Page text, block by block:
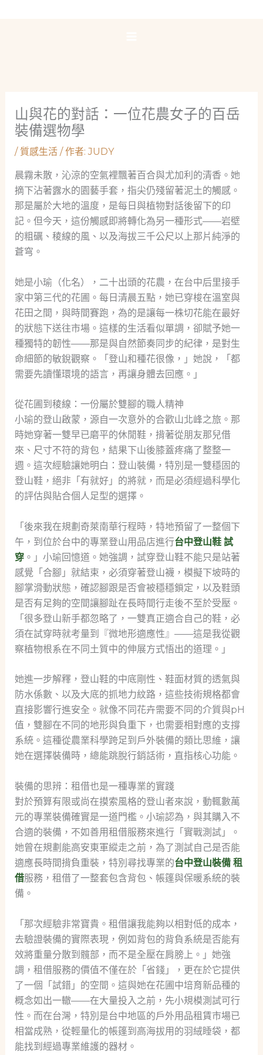
山與花的對話：一位花農女子的百岳
裝備選物學
/ 質感生活/ 作者:JUDY
晨霧未散，沁涼的空氣裡飄著百合與尤加利的清香。她
摘下沾著露水的園藝手套，指尖仍殘留著泥土的觸感。
那是屬於大地的溫度，是每日與植物對話後留下的印
記。但今天，這份觸感即將轉化為另一種形式——岩壁
的粗礪、稜線的風、以及海拔三千公尺以上那片純淨的
蒼穹。
她是小瑜（化名），二十出頭的花農，在台中后里接手
家中第三代的花圃。每日清晨五點，她已穿梭在溫室與
花田之間，與時間賽跑，為的是讓每一株切花能在最好
的狀態下送往市場。這樣的生活看似單調，卻賦予她一
種獨特的韌性——那是與自然節奏同步的紀律，是對生
命細節的敏銳觀察。「登山和種花很像，」她說，「都
需要先讀懂環境的語言，再讓身體去回應。」
從花圃到稜線：一份屬於雙腳的職人精神
小瑜的登山啟蒙，源自一次意外的合歡山北峰之旅。那
時她穿著一雙早已磨平的休閒鞋，揹著從朋友那兒借
來、尺寸不符的背包，結果下山後膝蓋疼痛了整整一
週。這次經驗讓她明白：登山裝備，特別是一雙穩固的
登山鞋，絕非「有就好」的將就，而是必須經過科學化
的評估與貼合個人足型的選擇。
「後來我在規劃奇萊南華行程時，特地預留了一整個下
午，到位於台中的專業登山用品店進行台中登山鞋 試
穿。」小瑜回憶道。她強調，試穿登山鞋不能只是站著
感覺「合腳」就結束，必須穿著登山襪，模擬下坡時的
腳掌滑動狀態，確認腳跟是否會被穩穩鎖定，以及鞋頭
是否有足夠的空間讓腳趾在長時間行走後不至於受壓。
「很多登山新手都忽略了，一雙真正適合自己的鞋，必
須在試穿時就考量到『微地形適應性』——這是我從觀
察植物根系在不同土質中的伸展方式悟出的道理。」
她進一步解釋，登山鞋的中底剛性、鞋面材質的透氣與
防水係數、以及大底的抓地力紋路，這些技術規格都會
直接影響行進安全。就像不同花卉需要不同的介質與pH
值，雙腳在不同的地形與負重下，也需要相對應的支撐
系統。這種從農業科學跨足到戶外裝備的類比思維，讓
她在選擇裝備時，總能跳脫行銷話術，直指核心功能。
裝備的思辨：租借也是一種專業的實踐
對於預算有限或尚在摸索風格的登山者來說，動輒數萬
元的專業裝備確實是一道門檻。小瑜認為，與其購入不
合適的裝備，不如善用租借服務來進行「實戰測試」。
她曾在規劃能高安東軍縱走之前，為了測試自己是否能
適應長時間揹負重裝，特別尋找專業的台中登山裝備 租
借服務，租借了一整套包含背包、帳篷與保暖系統的裝
備。
「那次經驗非常寶貴。租借讓我能夠以相對低的成本，
去驗證裝備的實際表現，例如背包的背負系統是否能有
效將重量分散到髖部，而不是全壓在肩膀上。」她強
調，租借服務的價值不僅在於「省錢」，更在於它提供
了一個「試錯」的空間。這與她在花圃中培育新品種的
概念如出一轍——在大量投入之前，先小規模測試可行
性。而在台灣，特別是台中地區的戶外用品租賃市場已
相當成熟，從輕量化的帳篷到高海拔用的羽絨睡袋，都
能找到經過專業維護的器材。